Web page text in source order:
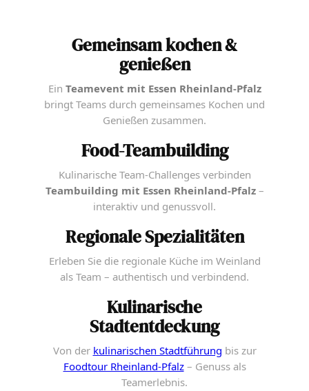
Gemeinsam kochen &
genießen
Ein Teamevent mit Essen Rheinland-Pfalz
bringt Teams durch gemeinsames Kochen und
Genießen zusammen.
Food-Teambuilding
Kulinarische Team-Challenges verbinden
Teambuilding mit Essen Rheinland-Pfalz–
interaktiv und genussvoll.
Regionale Spezialitäten
Erleben Sie die regionale Küche im Weinland
als Team – authentisch und verbindend.
Kulinarische
Stadtentdeckung
Von der kulinarischen Stadtführung bis zur
Foodtour Rheinland-Pfalz– Genuss als
Teamerlebnis.